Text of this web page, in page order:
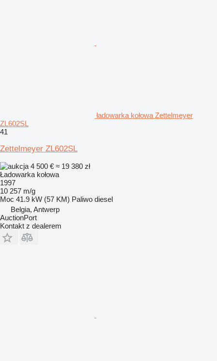
ładowarka kołowa Zettelmeyer
ZL602SL
41
Zettelmeyer ZL602SL
4 500 € ≈ 19 380 zł
Ładowarka kołowa
1997
10 257 m/g
Moc 41.9 kW (57 KM) Paliwo diesel
Belgia, Antwerp
AuctionPort
Kontakt z dealerem